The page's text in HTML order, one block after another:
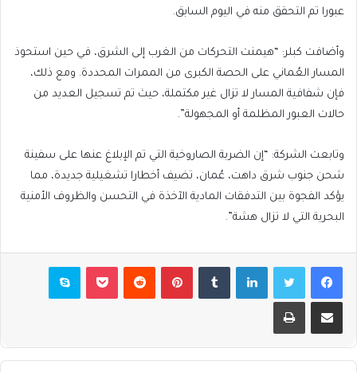
عبورا تم التحقق منه في اليوم السابق.
وأضافت كبلر: “هيمنت التحركات من الغرب إلى الشرق، في حين استحوذ
المسار العُماني على الحصة الكبرى من الممرات المحددة. ومع ذلك،
فإن شفافية المسار لا تزال غير مكتملة، حيث تم تسجيل العديد من
حالات العبور المظلمة أو المجهولة”.
وتابعت الشركة: “إن الضربة الصاروخية التي تم الإبلاغ عنها على سفينة
شحن جنوب شرق داهت، عُمان، تضيف أخطارا تشغيلية جديدة، مما
يؤكد الفجوة بين التدفقات المادية الآخذة في التحسن والظروف الأمنية
البحرية التي لا تزال هشة”.
فيسبوكتويتر لينكدإن بينتيريست بوكيت سكايب
مشاركة عبر البريد طباعة